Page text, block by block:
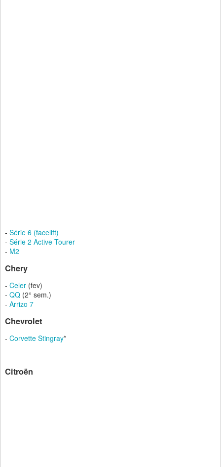
- Série 6 (facelift)
- Série 2 Active Tourer
- M2
Chery
- Celer (fev)
- QQ (2° sem.)
- Arrizo 7
Chevrolet
- Corvette Stingray*
Citroën